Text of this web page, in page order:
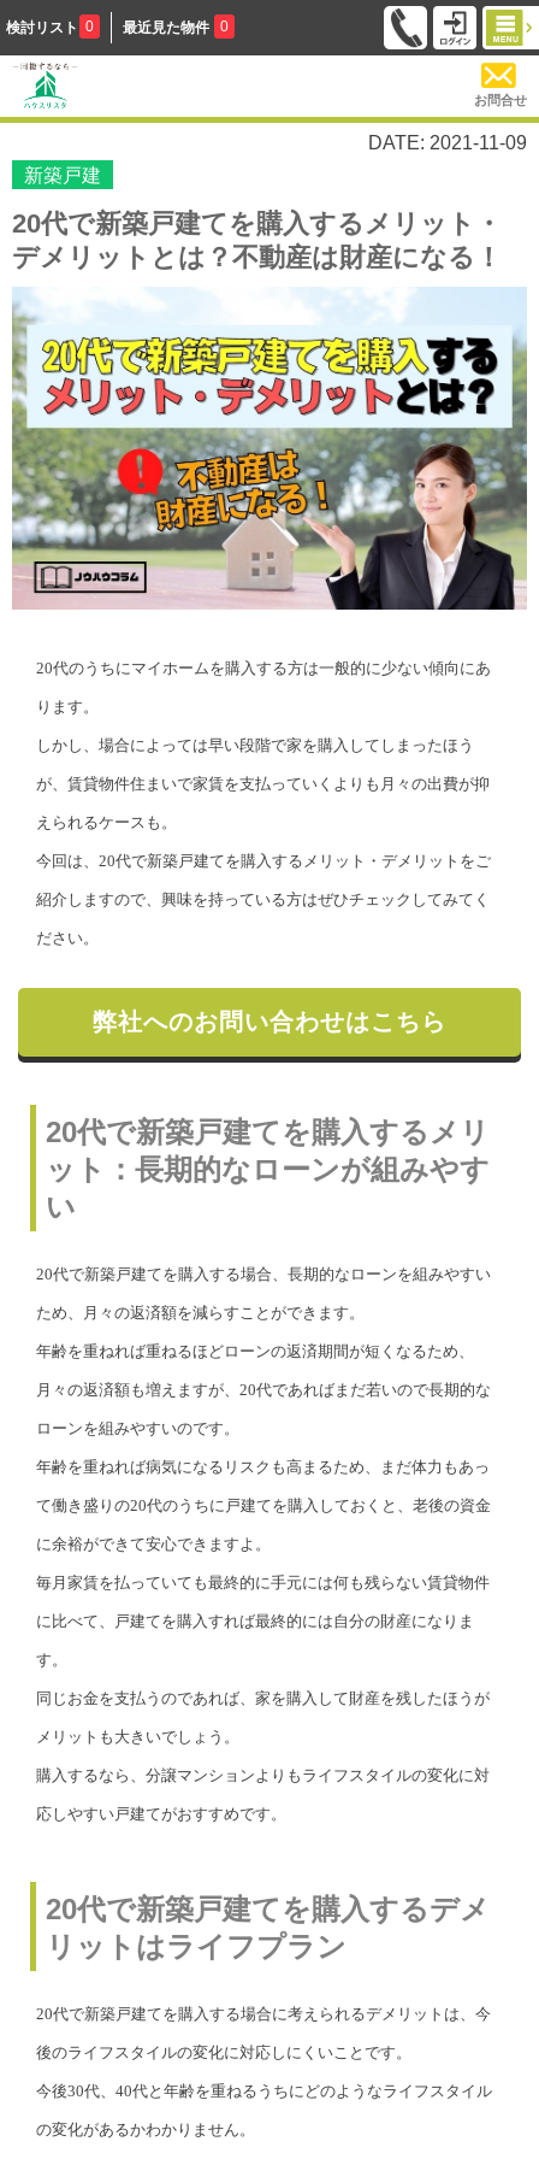
検討リスト 0 最近見た物件 0
お問合せ
DATE: 2021-11-09
新築戸建
20代で新築戸建てを購入するメリット・
デメリットとは？不動産は財産になる！
20代のうちにマイホームを購入する方は一般的に少ない傾向にあ
ります。
しかし、場合によっては早い段階で家を購入してしまったほう
が、賃貸物件住まいで家賃を支払っていくよりも月々の出費が抑
えられるケースも。
今回は、20代で新築戸建てを購入するメリット・デメリットをご
紹介しますので、興味を持っている方はぜひチェックしてみてく
ださい。
弊社へのお問い合わせはこちら
20代で新築戸建てを購入するメリ
ット：長期的なローンが組みやす
い
20代で新築戸建てを購入する場合、長期的なローンを組みやすい
ため、月々の返済額を減らすことができます。
年齢を重ねれば重ねるほどローンの返済期間が短くなるため、
月々の返済額も増えますが、20代であればまだ若いので長期的な
ローンを組みやすいのです。
年齢を重ねれば病気になるリスクも高まるため、まだ体力もあっ
て働き盛りの20代のうちに戸建てを購入しておくと、老後の資金
に余裕ができて安心できますよ。
毎月家賃を払っていても最終的に手元には何も残らない賃貸物件
に比べて、戸建てを購入すれば最終的には自分の財産になりま
す。
同じお金を支払うのであれば、家を購入して財産を残したほうが
メリットも大きいでしょう。
購入するなら、分譲マンションよりもライフスタイルの変化に対
応しやすい戸建てがおすすめです。
20代で新築戸建てを購入するデメ
リットはライフプラン
20代で新築戸建てを購入する場合に考えられるデメリットは、今
後のライフスタイルの変化に対応しにくいことです。
今後30代、40代と年齢を重ねるうちにどのようなライフスタイル
の変化があるかわかりません。